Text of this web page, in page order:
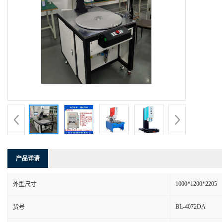
产品详请
外型尺寸 1000*1200*2205
货号 BL-4072DA